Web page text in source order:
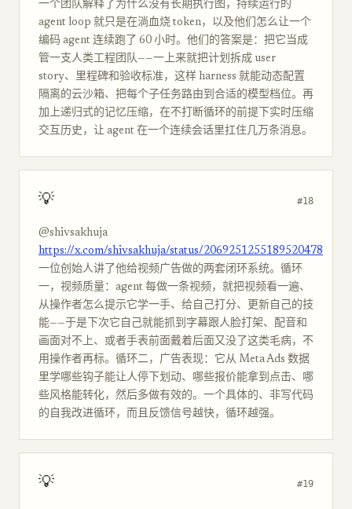
一个团队解释了为什么没有长期执行图，持续运行的
agent loop 就只是在淌血烧 token，以及他们怎么让一个
编码 agent 连续跑了 60 小时。他们的答案是：把它当成
管一支人类工程团队——一上来就把计划拆成 user
story、里程碑和验收标准，这样 harness 就能动态配置
隔离的云沙箱、把每个子任务路由到合适的模型档位。再
加上递归式的记忆压缩，在不打断循环的前提下实时压缩
交互历史，让 agent 在一个连续会话里扛住几万条消息。
💡 #18
@shivsakhuja
https://x.com/shivsakhuja/status/2069251255189520478
一位创始人讲了他给视频广告做的两套闭环系统。循环
一，视频质量：agent 每做一条视频，就把视频看一遍、
从操作者怎么提示它学一手、给自己打分、更新自己的技
能——于是下次它自己就能抓到字幕跟人脸打架、配音和
画面对不上、或者手表前面戴着后面又没了这类毛病，不
用操作者再标。循环二，广告表现：它从 Meta Ads 数据
里学哪些钩子能让人停下划动、哪些报价能拿到点击、哪
些风格能转化，然后多做有效的。一个具体的、非写代码
的自我改进循环，而且反馈信号越快，循环越强。
💡 #19